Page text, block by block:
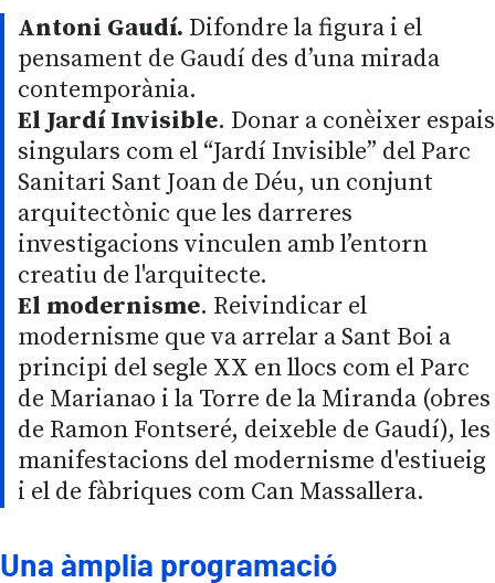
Antoni Gaudí. Difondre la figura i el
pensament de Gaudí des d’una mirada
contemporània.
El Jardí Invisible. Donar a conèixer espais
singulars com el “Jardí Invisible” del Parc
Sanitari Sant Joan de Déu, un conjunt
arquitectònic que les darreres
investigacions vinculen amb l’entorn
creatiu de l'arquitecte.
El modernisme. Reivindicar el
modernisme que va arrelar a Sant Boi a
principi del segle XX en llocs com el Parc
de Marianao i la Torre de la Miranda (obres
de Ramon Fontseré, deixeble de Gaudí), les
manifestacions del modernisme d'estiueig
i el de fàbriques com Can Massallera.
Una àmplia programació